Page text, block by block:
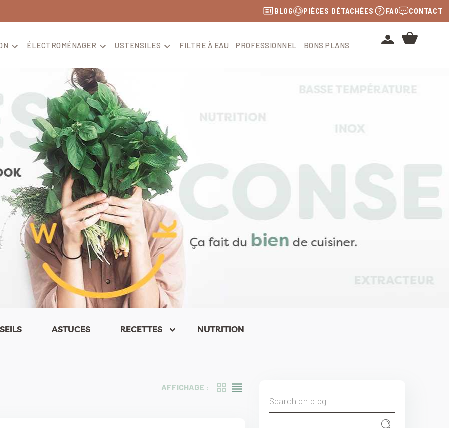
BLOG PIÈCES DÉTACHÉES FAQ CONTACT
 ÉLECTROMÉNAGER  USTENSILES  FILTRE À EAU PROFESSIONNEL BONS PLANS
ASTUCES RECETTES keyboard_arrow_down NUTRITION
AFFICHAGE :